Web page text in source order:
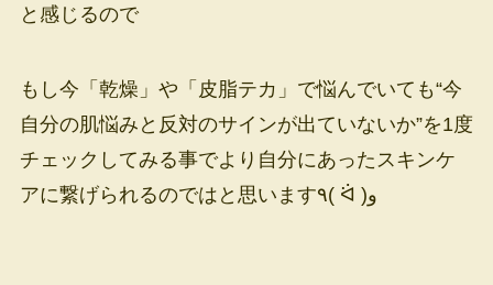
と感じるので
もし今「乾燥」や「皮脂テカ」で悩んでいても“今
自分の肌悩みと反対のサインが出ていないか”を1度
チェックしてみる事でより自分にあったスキンケ
アに繋げられるのではと思います٩( ᐛ )و